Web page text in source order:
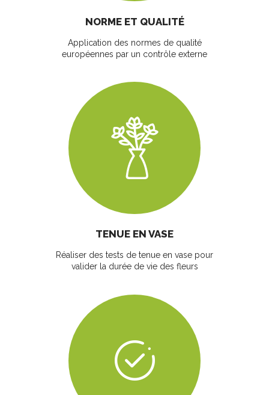
NORME ET QUALITÉ
Application des normes de qualité
européennes par un contrôle externe
TENUE EN VASE
Réaliser des tests de tenue en vase pour
valider la durée de vie des fleurs